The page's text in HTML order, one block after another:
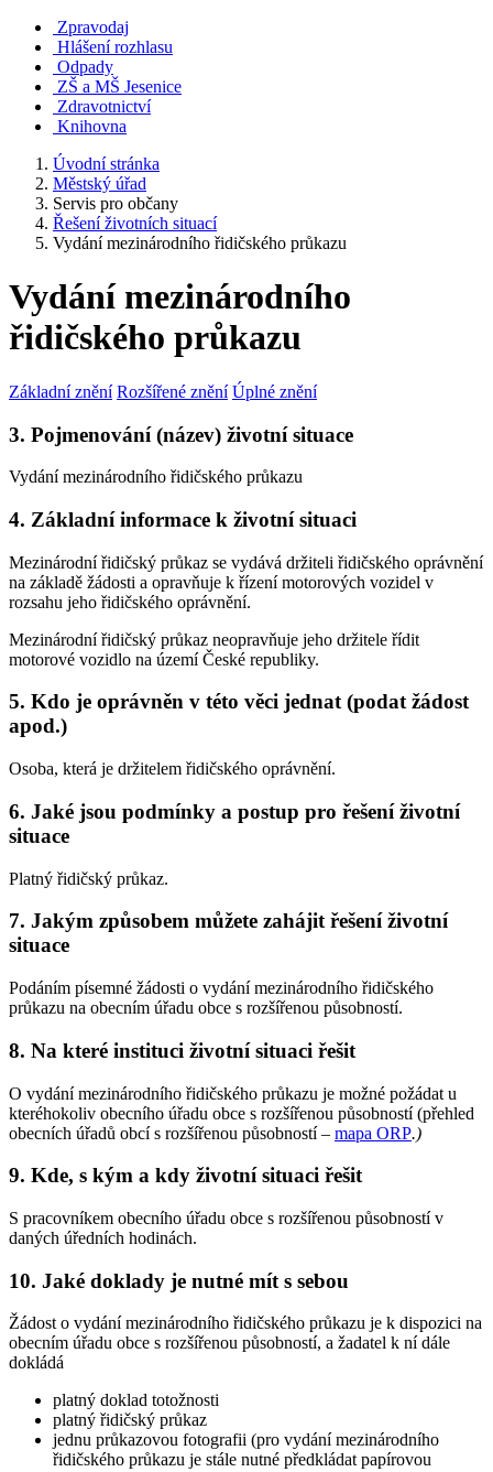
Zpravodaj
Hlášení rozhlasu
Odpady
ZŠ a MŠ Jesenice
Zdravotnictví
Knihovna
Úvodní stránka
Městský úřad
Servis pro občany
Řešení životních situací
Vydání mezinárodního řidičského průkazu
Vydání mezinárodního
řidičského průkazu
Základní znění Rozšířené znění Úplné znění
3. Pojmenování (název) životní situace
Vydání mezinárodního řidičského průkazu
4. Základní informace k životní situaci
Mezinárodní řidičský průkaz se vydává držiteli řidičského oprávnění
na základě žádosti a opravňuje k řízení motorových vozidel v
rozsahu jeho řidičského oprávnění.
Mezinárodní řidičský průkaz neopravňuje jeho držitele řídit
motorové vozidlo na území České republiky.
5. Kdo je oprávněn v této věci jednat (podat žádost
apod.)
Osoba, která je držitelem řidičského oprávnění.
6. Jaké jsou podmínky a postup pro řešení životní
situace
Platný řidičský průkaz.
7. Jakým způsobem můžete zahájit řešení životní
situace
Podáním písemné žádosti o vydání mezinárodního řidičského
průkazu na obecním úřadu obce s rozšířenou působností.
8. Na které instituci životní situaci řešit
O vydání mezinárodního řidičského průkazu je možné požádat u
kteréhokoliv obecního úřadu obce s rozšířenou působností (přehled
obecních úřadů obcí s rozšířenou působností – mapa ORP.)
9. Kde, s kým a kdy životní situaci řešit
S pracovníkem obecního úřadu obce s rozšířenou působností v
daných úředních hodinách.
10. Jaké doklady je nutné mít s sebou
Žádost o vydání mezinárodního řidičského průkazu je k dispozici na
obecním úřadu obce s rozšířenou působností, a žadatel k ní dále
dokládá
platný doklad totožnosti
platný řidičský průkaz
jednu průkazovou fotografii (pro vydání mezinárodního
řidičského průkazu je stále nutné předkládat papírovou